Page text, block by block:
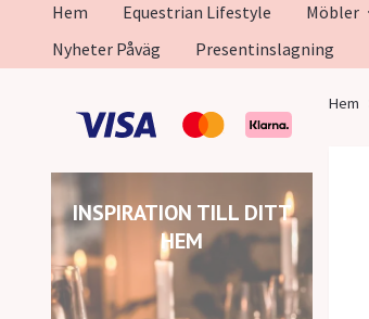
Hem Equestrian Lifestyle Möbler
Nyheter Påväg
Presentinslagning
INSPIRATION TILL DITT
HEM
Hem